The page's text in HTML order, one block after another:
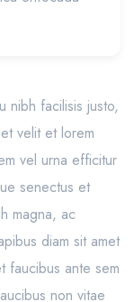
nibh facilisis justo,
velit et lorem
vel urna efficitur
senectus et
magna, ac
diam sit amet
faucibus ante sem
non vitae